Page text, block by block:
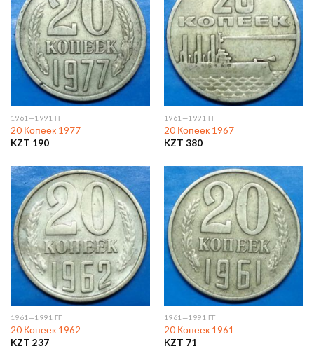
1961—1991 ГГ
20 Копеек 1977
KZT 190
1961—1991 ГГ
20 Копеек 1967
KZT 380
1961—1991 ГГ
20 Копеек 1962
KZT 237
1961—1991 ГГ
20 Копеек 1961
KZT 71